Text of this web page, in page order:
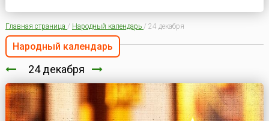
Главная страница / Народный календарь / 24 декабря
Народный календарь
24 декабря